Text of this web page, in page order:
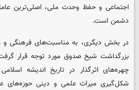
اجتماعی و حفظ وحدت ملی، اصلی‌ترین
دشمن است.
در بخش دیگری، به مناسبت‌های فرهنگی
بزرگداشت شیخ صدوق مورد توجه قرار
چهره‌های اثرگذار در تاریخ اندیشه
شکل‌گیری میراث علمی و دینی حوزه‌های